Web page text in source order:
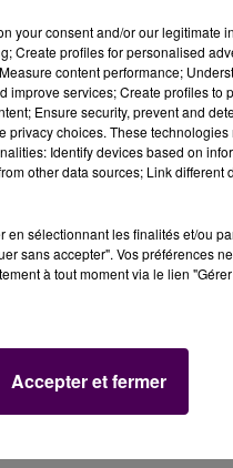
de Santé de
pour 100 000 habitants.
your consent and/or our legitimate
Create profiles for personalised
content performance;
improve services; Create profiles to
Ensure security, prevent and
choices. These
Identify devices based on
other data sources; Link different
sélectionnant les finalités et/ou
sans accepter". Vos préférences
à tout moment via le lien
Accepter et fermer